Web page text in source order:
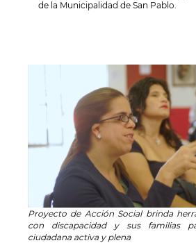
de la Municipalidad de San Pablo.
Proyecto de Acción Social brinda
con discapacidad y sus familias
ciudadana activa y plena